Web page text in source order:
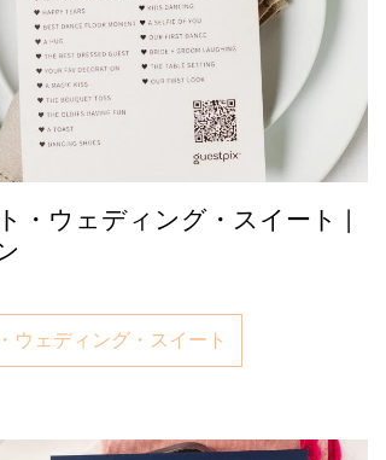
・ウェディング・スイート |
ウェディング・スイート